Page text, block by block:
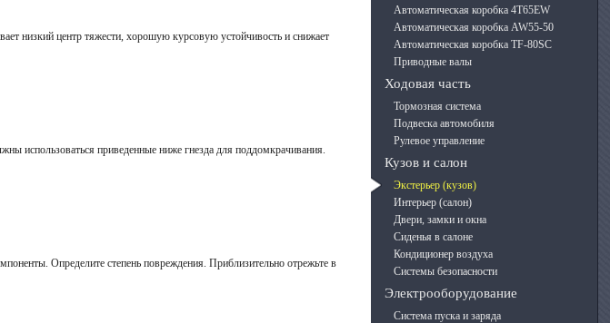
низкий центр тяжести, хорошую курсовую устойчивость и снижает
использоваться приведенные ниже гнезда для поддомкрачивания.
Определите степень повреждения. Приблизительно отрежьте в
Автоматическая коробка 4T65EW
Автоматическая коробка AW55-50
Автоматическая коробка TF-80SC
Приводные валы
Ходовая часть
Тормозная система
Подвеска автомобиля
Рулевое управление
Кузов и салон
Экстерьер (кузов)
Интерьер (салон)
Двери, замки и окна
Сиденья в салоне
Кондиционер воздуха
Системы безопасности
Электрооборудование
Система пуска и заряда